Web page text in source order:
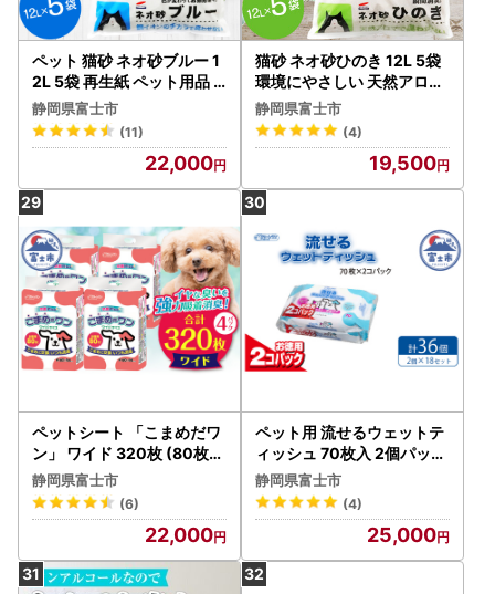
ペット 猫砂 ネオ砂ブルー 1
2L 5袋 再生紙 ペット用品
猫 [sf002-016]
静岡県富士市
(11)
22,000
猫砂 ネオ砂ひのき 12L 5袋
環境にやさしい 天然アロマ
瞬間消臭 ひのきの香り やさ
しく固まり 後処理らく 抗菌
トイレに流せる ネコ 猫 ペ
ット用品 ペット コーチョー
富士市 [sf002-017]
静岡県富士市
(4)
19,500
ペットシート 「こまめだワ
ン」 ワイド 320枚 (80枚×
4パック) こまめに交換 いつ
も清潔 抗菌 消臭 薄型 ペッ
トシーツ トイレシーツ ペッ
ト用品 ペット 犬 日用品 消
耗品 クリーンワン 富士市 [
sf002-019]
静岡県富士市
(6)
22,000
ペット用 流せるウェットテ
ィッシュ 70枚入 2個パック
×18袋 ノンアルコール PG
・パラベン不使用 さわやか
な石けんの香り クリーンワ
ン シーズイシハラ 富士市
ペット用品 日用品 [sf002-
239]
静岡県富士市
(4)
25,000